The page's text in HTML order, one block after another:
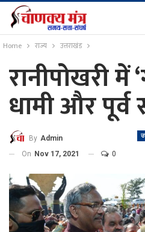
Home राज्य उत्तराखंड
रानीपोखरी में
धामी और पूर्व
By Admin
On Nov 17, 2021 0